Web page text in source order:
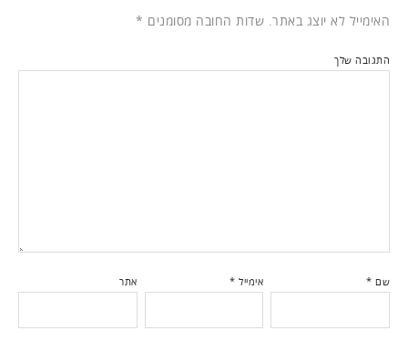
האימייל לא יוצג באתר. שדות החובה מסומנים *
התגובה שלך
שם * אימייל * אתר